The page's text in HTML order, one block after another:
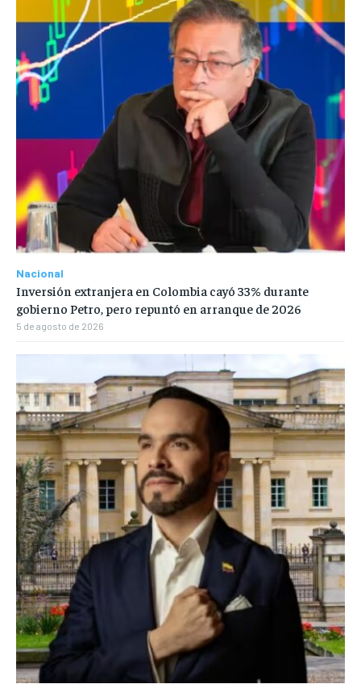
Nacional
Inversión extranjera en Colombia cayó 33% durante
gobierno Petro, pero repuntó en arranque de 2026
5 de agosto de 2026